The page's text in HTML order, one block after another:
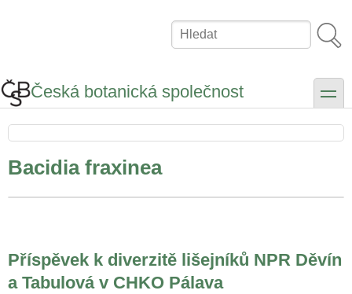
Hledat
Česká botanická společnost toggle
Bacidia fraxinea
Příspěvek k diverzitě lišejníků NPR Děvín
a Tabulová v CHKO Pálava